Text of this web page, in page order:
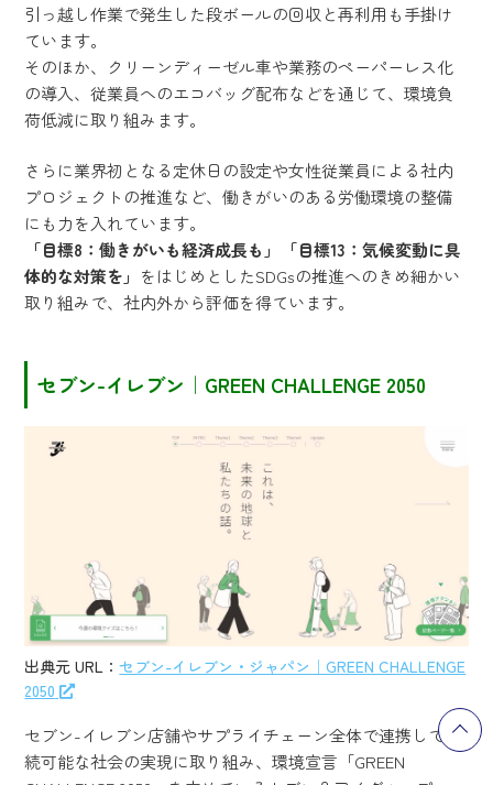
引っ越し作業で発生した段ボールの回収と再利用も手掛け
ています。
そのほか、クリーンディーゼル車や業務のペーパーレス化
の導入、従業員へのエコバッグ配布などを通じて、環境負
荷低減に取り組みます。
さらに業界初となる定休日の設定や女性従業員による社内
プロジェクトの推進など、働きがいのある労働環境の整備
にも力を入れています。
「目標8：働きがいも経済成長も」「目標13：気候変動に具
体的な対策を」 をはじめとしたSDGsの推進へのきめ細かい
取り組みで、社内外から評価を得ています。
セブン-イレブン｜GREEN CHALLENGE 2050
出典元 URL：セブン-イレブン・ジャパン｜GREEN CHALLENGE
2050
セブン-イレブン店舗やサプライチェーン全体で連携して持
続可能な社会の実現に取り組み、環境宣言「GREEN